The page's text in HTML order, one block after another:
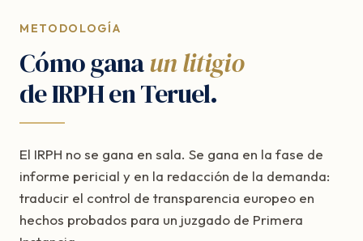
METODOLOGÍA
Cómo ganaun litigio
de IRPH en Teruel.
El IRPH no se gana en sala. Se gana en la fase de
informe pericial y en la redacción de la demanda:
traducir el control de transparencia europeo en
hechos probados para un juzgado de Primera